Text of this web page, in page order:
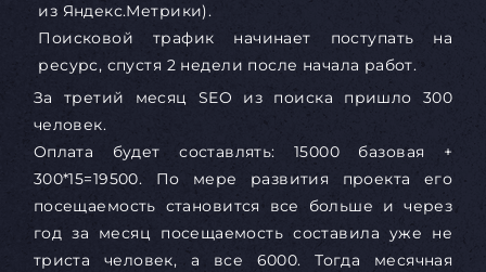
из Яндекс.Метрики).
Поисковой трафик начинает поступать на
ресурс, спустя 2 недели после начала работ.
За третий месяц SEO из поиска пришло 300
человек.
Оплата будет составлять: 15000 базовая +
300*15=19500. По мере развития проекта его
посещаемость становится все больше и через
год за месяц посещаемость составила уже не
триста человек, а все 6000. Тогда месячная